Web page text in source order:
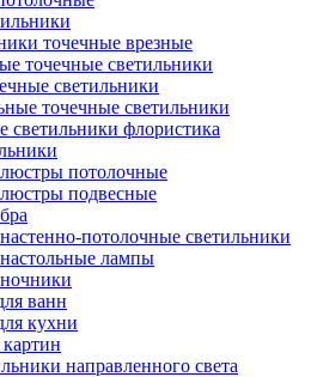
точечные врезные
точечные светильники
светильники
точечные светильники
светильники флористика
потолочные
подвесные
потолочные светильники
лампы
ванн
кухни
направленного света